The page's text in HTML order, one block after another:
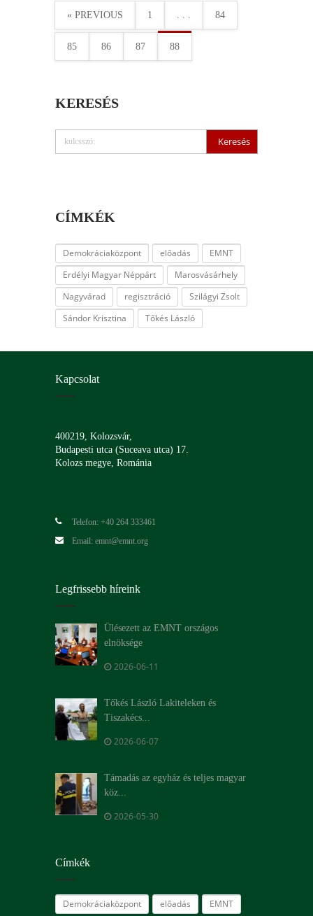
« PREVIOUS 1 . . . 84
85 86 87 88
KERESÉS
CÍMKÉK
Demokráciaközpont előadás
EMNT
Erdélyi Magyar Néppárt
Marosvásárhely
Nagyvárad
regisztráció
Szilágyi Zsolt
Sándor Krisztina
Tőkés László
Kapcsolat
400219, Kolozsvár,
Budapesti utca (Suceava utca) 17.
Kolozs megye, Románia
Telefon: +40 264 333461
Email: emnt@emnt.org
Legfrissebb híreink
Ülésezett az EMNT országos
elnöksége
2026-06-11
Tőkés László Lakiteleken és
Tiszakécs...
2026-06-07
Támadás az egyház és teljes magyar
köz...
2026-05-30
Címkék
Demokráciaközpont előadás EMNT